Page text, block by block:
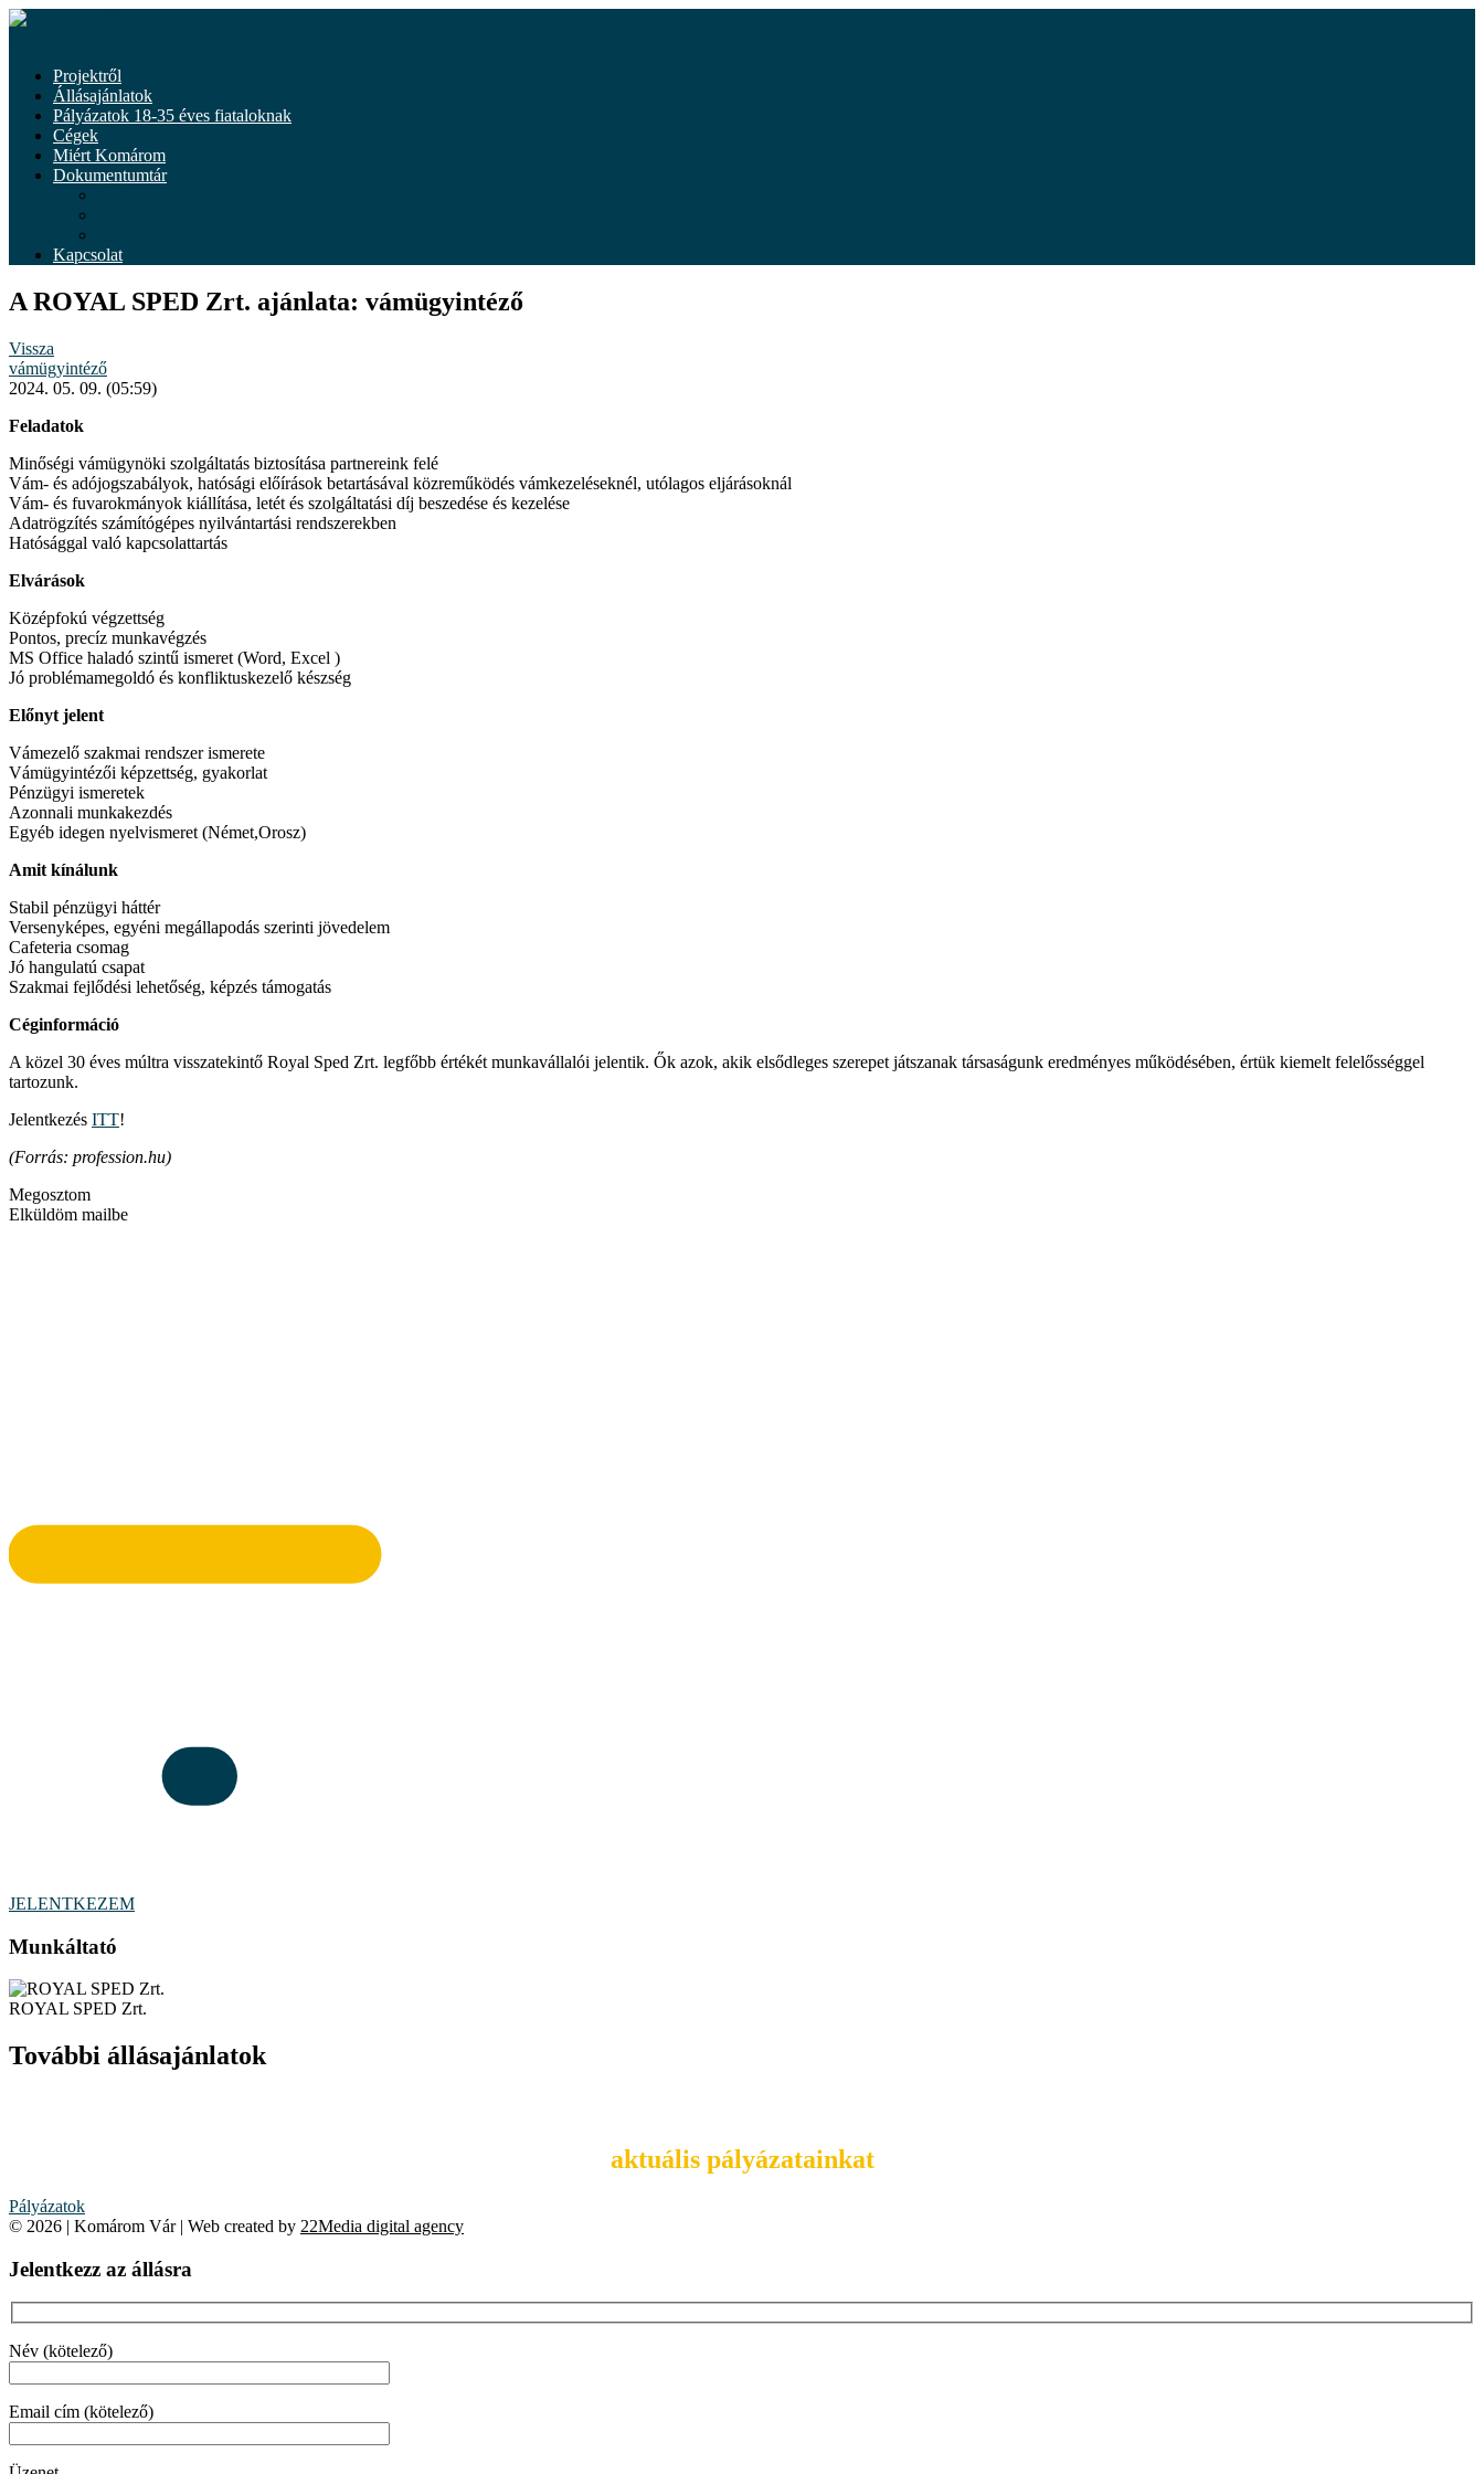
Tovább
Projektről
Állásajánlatok
Pályázatok 18-35 éves fiataloknak
Cégek
Miért Komárom
Dokumentumtár
Kapcsolat
A ROYAL SPED Zrt. ajánlata: vámügyintéző
Vissza
vámügyintéző
2024. 05. 09. (05:59)
Feladatok
Minőségi vámügynöki szolgáltatás biztosítása partnereink felé
Vám- és adójogszabályok, hatósági előírások betartásával közreműködés vámkezeléseknél, utólagos eljárásoknál
Vám- és fuvarokmányok kiállítása, letét és szolgáltatási díj beszedése és kezelése
Adatrögzítés számítógépes nyilvántartási rendszerekben
Hatósággal való kapcsolattartás
Elvárások
Középfokú végzettség
Pontos, precíz munkavégzés
MS Office haladó szintű ismeret (Word, Excel )
Jó problémamegoldó és konfliktuskezelő készség
Előnyt jelent
Vámezelő szakmai rendszer ismerete
Vámügyintézői képzettség, gyakorlat
Pénzügyi ismeretek
Azonnali munkakezdés
Egyéb idegen nyelvismeret (Német,Orosz)
Amit kínálunk
Stabil pénzügyi háttér
Versenyképes, egyéni megállapodás szerinti jövedelem
Cafeteria csomag
Jó hangulatú csapat
Szakmai fejlődési lehetőség, képzés támogatás
Céginformáció
A közel 30 éves múltra visszatekintő Royal Sped Zrt. legfőbb értékét munkavállalói jelentik. Ők azok, akik elsődleges szerepet játszanak társaságunk eredményes működésében, értük kiemelt felelősséggel
tartozunk.
Jelentkezés ITT!
(Forrás: profession.hu)
Megosztom
Elküldöm mailbe
JELENTKEZEM
Munkáltató
ROYAL SPED Zrt.
További állásajánlatok
aktuális pályázatainkat
Pályázatok
© 2026 | Komárom Vár | Web created by 22Media digital agency
Jelentkezz az állásra
Név (kötelező)
Email cím (kötelező)